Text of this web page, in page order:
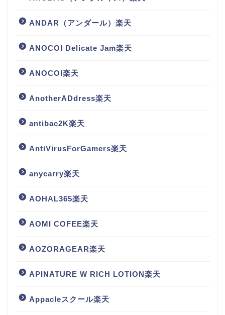
ANDAR（アンダール）楽天
ANOCOI Delicate Jam楽天
ANOCOI楽天
AnotherADdress楽天
antibac2K楽天
AntiVirusForGamers楽天
anycarry楽天
AOHAL365楽天
AOMI COFEE楽天
AOZORAGEAR楽天
APINATURE W RICH LOTION楽天
Appacleスクール楽天